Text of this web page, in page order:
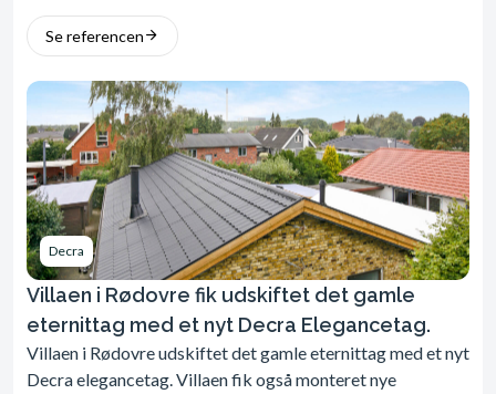
Se referencen
Decra
Villaen i Rødovre fik udskiftet det gamle
eternittag med et nyt Decra Elegancetag.
Villaen i Rødovre udskiftet det gamle eternittag med et nyt
Decra elegancetag. Villaen fik også monteret nye